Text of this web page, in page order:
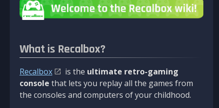
What is Recalbox?
Recalbox is the ultimate retro-gaming
console that lets you replay all the games from
the consoles and computers of your childhood.